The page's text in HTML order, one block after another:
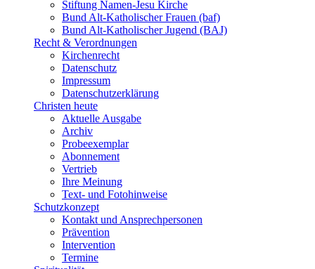
Stiftung Namen-Jesu Kirche
Bund Alt-Katholischer Frauen (baf)
Bund Alt-Katholischer Jugend (BAJ)
Recht & Verordnungen
Kirchenrecht
Datenschutz
Impressum
Datenschutzerklärung
Christen heute
Aktuelle Ausgabe
Archiv
Probeexemplar
Abonnement
Vertrieb
Ihre Meinung
Text- und Fotohinweise
Schutzkonzept
Kontakt und Ansprechpersonen
Prävention
Intervention
Termine